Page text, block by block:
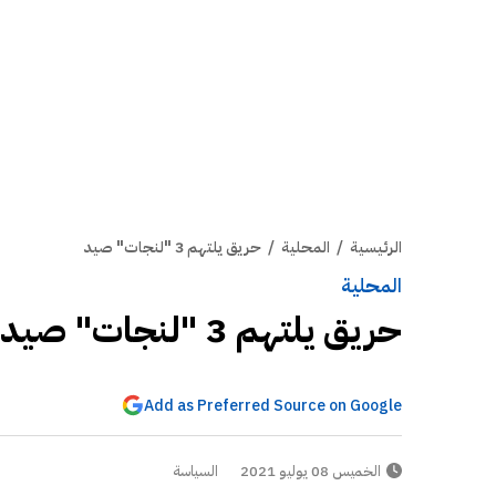
الرئيسية / المحلية / حريق يلتهم 3 "لنجات" صيد
المحلية
حريق يلتهم 3 "لنجات" صيد
Add as Preferred Source on Google
الخميس 08 يوليو 2021 السياسة